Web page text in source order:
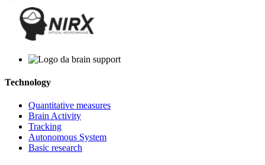
Technology
Quantitative measures
Brain Activity
Tracking
Autonomous System
Basic research